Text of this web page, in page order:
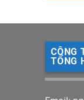
CÔNG
TỔNG